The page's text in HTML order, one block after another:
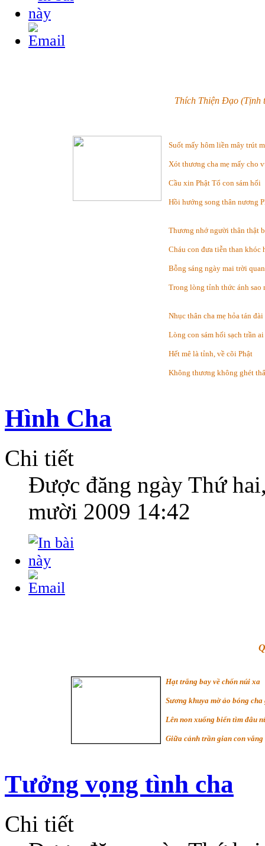
Thích Thiện Đạo (Tịnh
Suốt mấy hôm liền mây trút
Xót thương cha mẹ mấy cho
Cầu xin Phật Tổ con sám hối
Hồi hướng song thân nương
Thương nhớ người thân thật
Cháu con đưa tiễn than khóc
Bỗng sáng ngày mai trời
Trong lòng tỉnh thức ánh sao
Nhục thân cha mẹ hỏa tán đài
Lòng con sám hối sạch trần ai
Hết mê là tỉnh, về cõi Phật
Không thương không ghét
Hình Cha
Chi tiết
Được đăng ngày Thứ
mười 2009 14:42
Hạt trắng bay về chốn núi xa
Sương khuya mờ ảo bóng cha
Lên non xuống biển tìm đâu
Giữa cảnh trần gian con vắng
Tưởng vọng tình cha
Chi tiết